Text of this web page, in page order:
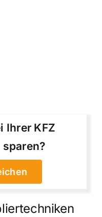
Ihrer KFZ